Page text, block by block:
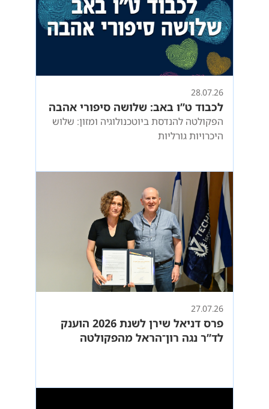
28.07.26
לכבוד ט”ו באב: שלושה סיפורי אהבה
הפקולטה להנדסת ביוטכנולוגיה ומזון: שלוש
היכרויות גורליות
27.07.26
פרס דניאל שירן לשנת 2026 הוענק
לד”ר נגה רון־הראל מהפקולטה